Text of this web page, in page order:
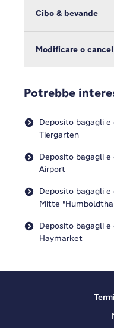
Cibo & bevande
Modificare o
Potrebbe
Deposito bagagli
Tiergarten
Deposito bagagli
Airport
Deposito bagagli
Mitte
Deposito bagagli e
Haymarket